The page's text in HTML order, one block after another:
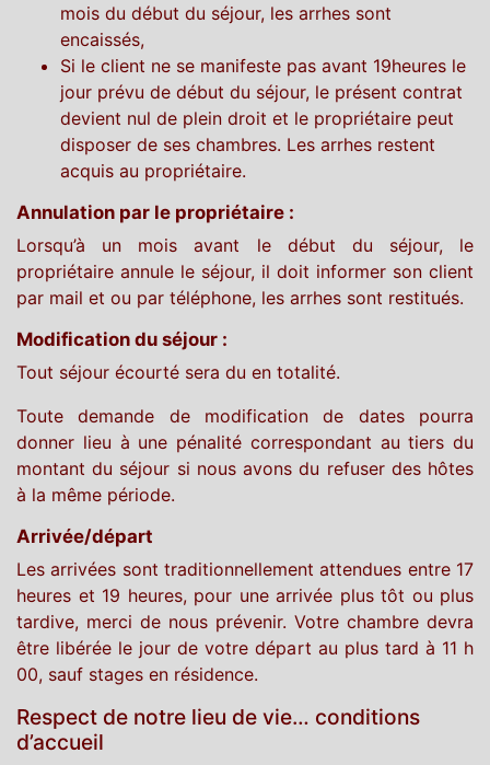
mois du début du séjour, les arrhes sont
encaissés,
Si le client ne se manifeste pas avant 19heures le
jour prévu de début du séjour, le présent contrat
devient nul de plein droit et le propriétaire peut
disposer de ses chambres. Les arrhes restent
acquis au propriétaire.
Annulation par le propriétaire :
Lorsqu’à un mois avant le début du séjour, le
propriétaire annule le séjour, il doit informer son client
par mail et ou par téléphone, les arrhes sont restitués.
Modification du séjour :
Tout séjour écourté sera du en totalité.
Toute demande de modification de dates pourra
donner lieu à une pénalité correspondant au tiers du
montant du séjour si nous avons du refuser des hôtes
à la même période.
Arrivée/départ
Les arrivées sont traditionnellement attendues entre 17
heures et 19 heures, pour une arrivée plus tôt ou plus
tardive, merci de nous prévenir. Votre chambre devra
être libérée le jour de votre départ au plus tard à 11 h
00, sauf stages en résidence.
Respect de notre lieu de vie… conditions
d’accueil